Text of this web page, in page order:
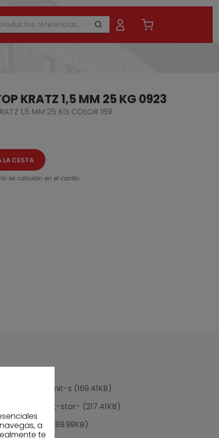
KRATZ 1,5 MM 25 KG 0923
1,5 MM 25 KG COLOR 189
LA CESTA
se calculan en el carrito.
0460-baumit-s (169.41KB)
0460-baumit-star- (217.41KB)
(89.99KB)
a
te